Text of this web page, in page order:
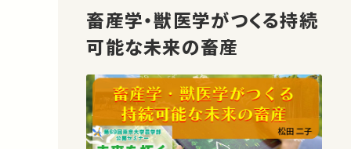
畜産学・獣医学がつくる持続
可能な未来の畜産